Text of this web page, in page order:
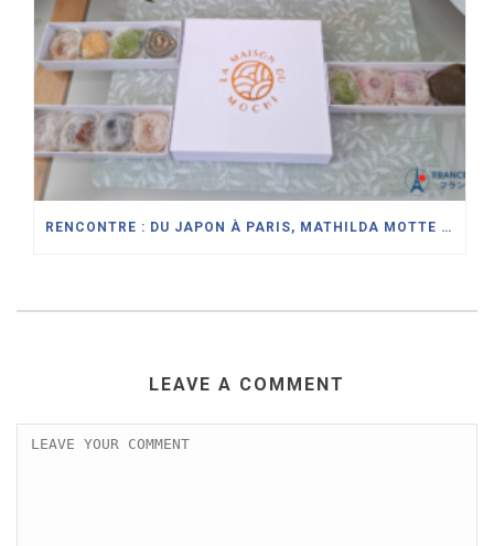
RENCONTRE : DU JAPON À PARIS, MATHILDA MOTTE RÉINTERPRÈTE L’ART DU DAIFUKU À LA MAISON DU MOCHI
LEAVE A COMMENT